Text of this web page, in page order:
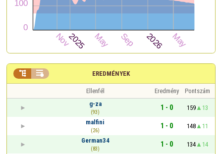
EREDMÉNYEK
 
Ellenfél Eredmény
Pontszám
g-za
(93)
1 - 0 159
13
malfini
(26)
1 - 0 148
11
German34
(83)
1 - 0 134
14